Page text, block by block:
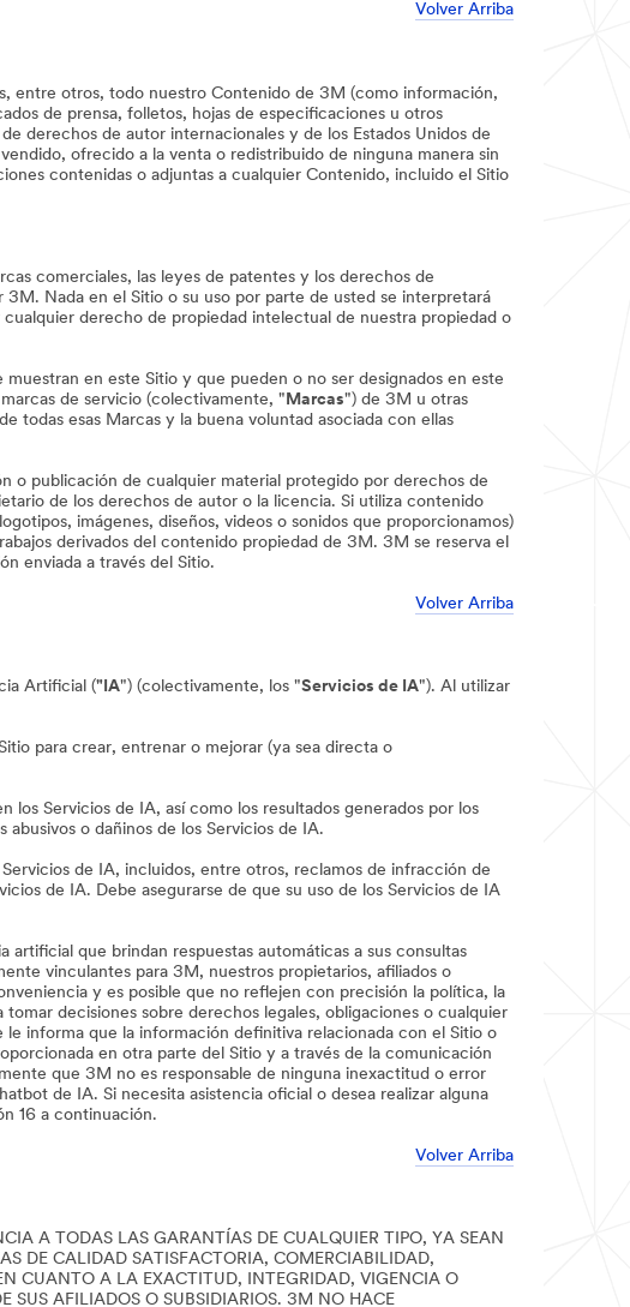
Volver Arriba
entre otros, todo nuestro Contenido de 3M (como información,
de prensa, folletos, hojas de especificaciones u otros
derechos de autor internacionales y de los Estados Unidos de
ofrecido a la venta o redistribuido de ninguna manera sin
contenidas o adjuntas a cualquier Contenido, incluido el Sitio
comerciales, las leyes de patentes y los derechos de
Nada en el Sitio o su uso por parte de usted se interpretará
derecho de propiedad intelectual de nuestra propiedad o
en este Sitio y que pueden o no ser designados en este
de servicio (colectivamente, " Marcas") de 3M u otras
todas esas Marcas y la buena voluntad asociada con ellas
o publicación de cualquier material protegido por derechos de
de los derechos de autor o la licencia. Si utiliza contenido
imágenes, diseños, videos o sonidos que proporcionamos)
derivados del contenido propiedad de 3M. 3M se reserva el
enviada a través del Sitio.
Volver Arriba
Artificial ("IA") (colectivamente, los "Servicios de IA"). Al utilizar
para crear, entrenar o mejorar (ya sea directa o
Servicios de IA, así como los resultados generados por los
o dañinos de los Servicios de IA.
de IA, incluidos, entre otros, reclamos de infracción de
de IA. Debe asegurarse de que su uso de los Servicios de IA
que brindan respuestas automáticas a sus consultas
vinculantes para 3M, nuestros propietarios, afiliados o
y es posible que no reflejen con precisión la política, la
decisiones sobre derechos legales, obligaciones o cualquier
informa que la información definitiva relacionada con el Sitio o
en otra parte del Sitio y a través de la comunicación
que 3M no es responsable de ninguna inexactitud o error
de IA. Si necesita asistencia oficial o desea realizar alguna
16 a continuación.
Volver Arriba
A TODAS LAS GARANTÍAS DE CUALQUIER TIPO, YA SEAN
DE CALIDAD SATISFACTORIA, COMERCIABILIDAD,
CUANTO A LA EXACTITUD, INTEGRIDAD, VIGENCIA O
SUS AFILIADOS O SUBSIDIARIOS. 3M NO HACE